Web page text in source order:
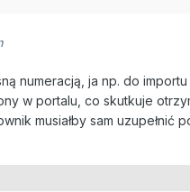
numeracją, ja np. do
w portalu, co skutkuje
musiałby sam uzupełnić